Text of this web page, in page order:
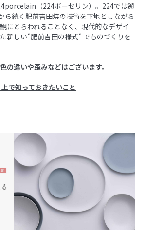
（224ポーセリン）。224では遡
ら続く肥前吉田焼の技術を下地としながら
にとらわれることなく、現代的なデザイ
新しい”肥前吉田の様式” でものづくりを
の違いや歪みなどはございます。
で知っておきたいこと